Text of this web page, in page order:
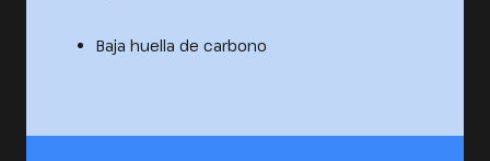
Baja huella de carbono